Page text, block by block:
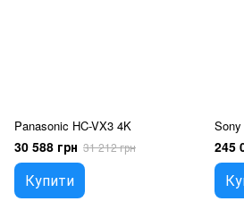
Panasonic HC-VX3 4K
30 588 грн 31 212 грн
Купити
245